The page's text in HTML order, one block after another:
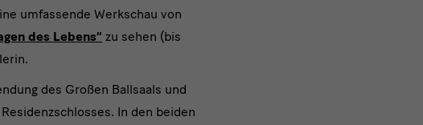
umfassende Werkschau von
des Lebens“ zu sehen (bis
des Großen Ballsaals und
In den beiden